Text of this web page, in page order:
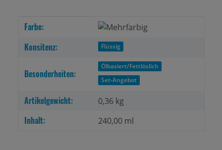
Produkteigenschaft
Wert
Farbe:
Konsitenz:
Flüssig
Besonderheiten:
Ölbasiert/Fettlöslich
Set-Angebot
Artikelgewicht: 0,36 kg
Inhalt: 240,00 ml